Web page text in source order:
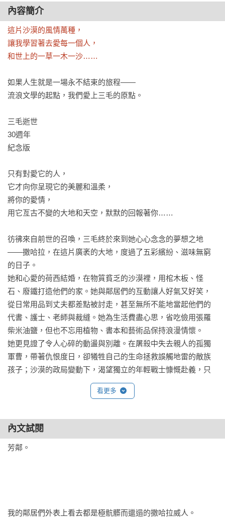
內容簡介
這片沙漠的風情萬種，
讓我學習著去愛每一個人，
和世上的一草一木一沙……
如果人生就是一場永不結束的旅程——
流浪文學的起點，我們愛上三毛的原點。
三毛逝世
30週年
紀念版
只有對愛它的人，
它才向你呈現它的美麗和溫柔，
將你的愛情，
用它亙古不變的大地和天空，默默的回報著你……
彷彿來自前世的召喚，三毛終於來到她心心念念的夢想之地
——撒哈拉，在這片廣袤的大地，度過了五彩繽紛、滋味無窮
的日子。
她和心愛的荷西結婚，在物質貧乏的沙漠裡，用棺木板、怪
石、廢鐵打造他們的家。她與鄰居們的互動讓人好氣又好笑，
從日常用品到丈夫都差點被討走，甚至無所不能地當起他們的
代書、護士、老師與裁縫。她為生活費盡心思，省吃儉用張羅
柴米油鹽，但也不忘用植物、書本和藝術品保持浪漫情懷。
她更見證了令人心碎的動盪與別離。在屠殺中失去親人的孤獨
軍曹，帶著仇恨度日，卻犧牲自己的生命拯救誤觸地雷的敵族
孩子；沙漠的政局變動下，渴望獨立的年輕戰士慷慨赴義，只
留下一地炙熱的血與駱駝的悲鳴……
三毛的撒哈拉歲月有悲也有喜，這裡的一草一木一沙，這些使
濃烈的愛，也讓她捨不得離開。
霧室書封設計概念：以在沙漠中佇立的三毛為意象
刻，越是需要三毛筆下的遠方。遠方不停地呼喚，這就足以抵
看更多
內文試閱
芳鄰。
我的鄰居們外表上看去都是極骯髒而邋遢的撒哈拉威人。